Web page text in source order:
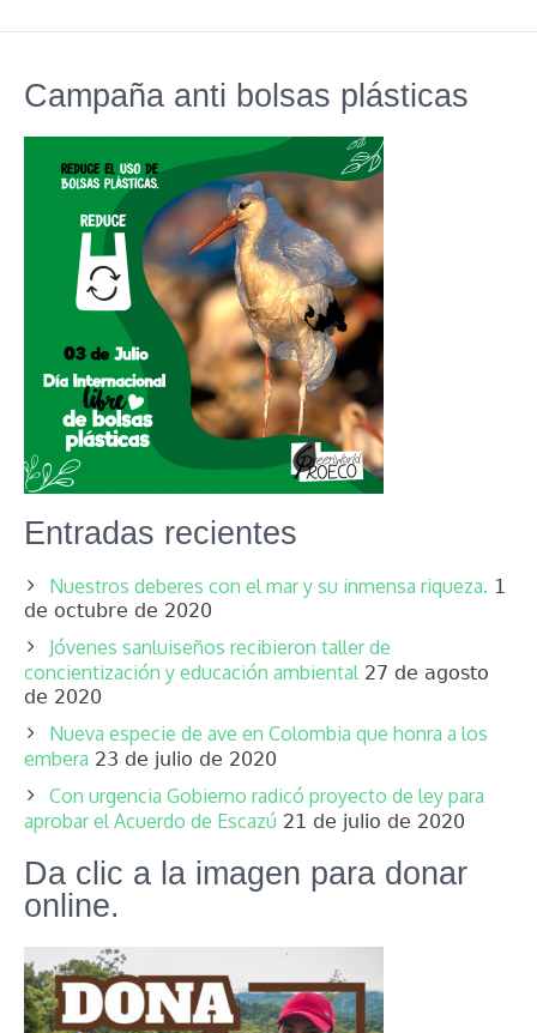
Campaña anti bolsas plásticas
Entradas recientes
Nuestros deberes con el mar y su inmensa riqueza. 1
de octubre de 2020
Jóvenes sanluiseños recibieron taller de
concientización y educación ambiental 27 de agosto
de 2020
Nueva especie de ave en Colombia que honra a los
embera 23 de julio de 2020
Con urgencia Gobierno radicó proyecto de ley para
aprobar el Acuerdo de Escazú 21 de julio de 2020
Da clic a la imagen para donar
online.